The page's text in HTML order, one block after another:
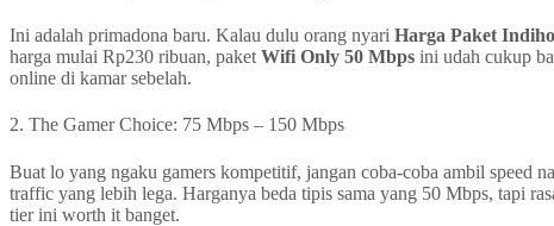
Ini adalah primadona baru. Kalau dulu orang nyari Harga Paket
harga mulai Rp230 ribuan, paket Wifi Only 50 Mbps ini udah cukup
online di kamar sebelah.
2. The Gamer Choice: 75 Mbps – 150 Mbps
Buat lo yang ngaku gamers kompetitif, jangan coba-coba ambil speed
traffic yang lebih lega. Harganya beda tipis sama yang 50 Mbps, tapi
tier ini worth it banget.